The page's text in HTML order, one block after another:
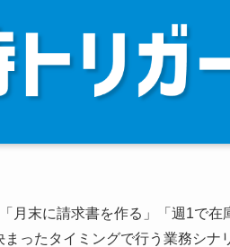
月末に請求書を作る」「週1で在
ったタイミングで行う業務シナ